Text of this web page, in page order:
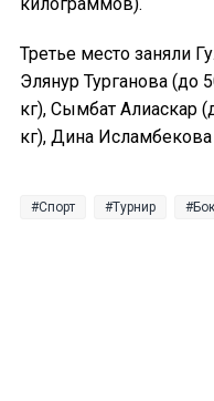
Третье место заняли
Элянур Турганова (до
кг), Сымбат Алиаскар
кг), Дина
Спорт Турнир